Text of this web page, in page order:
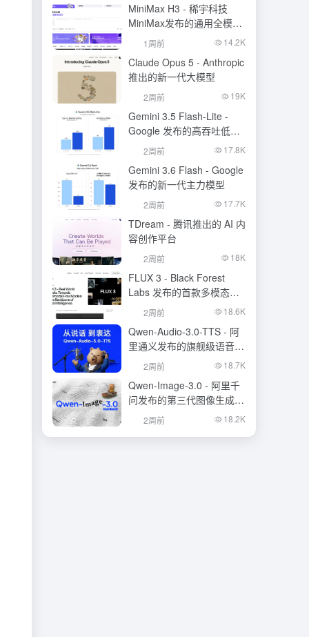
MiniMax H3 - 稀宇科技
MiniMax发布的通用全模态
生成模型
1周前 14.2K
Claude Opus 5 - Anthropic
推出的新一代大模型
2周前 19K
Gemini 3.5 Flash-Lite -
Google 发布的高吞吐低成
本模型
2周前 17.8K
Gemini 3.6 Flash - Google
发布的新一代主力模型
2周前 17.7K
TDream - 腾讯推出的 AI 内
容创作平台
2周前 18K
FLUX 3 - Black Forest
Labs 发布的首款多模态基
础模型
2周前 18.6K
Qwen-Audio-3.0-TTS - 阿
里通义发布的旗舰级语音合
成大模型
2周前 18.7K
Qwen-Image-3.0 - 阿里千
问发布的第三代图像生成基
础模型
2周前 18.2K